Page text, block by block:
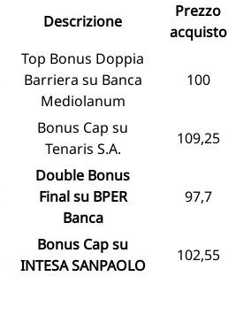
Descrizione
Prezzo
acquisto
Top Bonus Doppia
Barriera su Banca
Mediolanum
100
Bonus Cap su
Tenaris S.A.
109,25
Double Bonus
Final su BPER
Banca
97,7
Bonus Cap su
INTESA SANPAOLO
102,55